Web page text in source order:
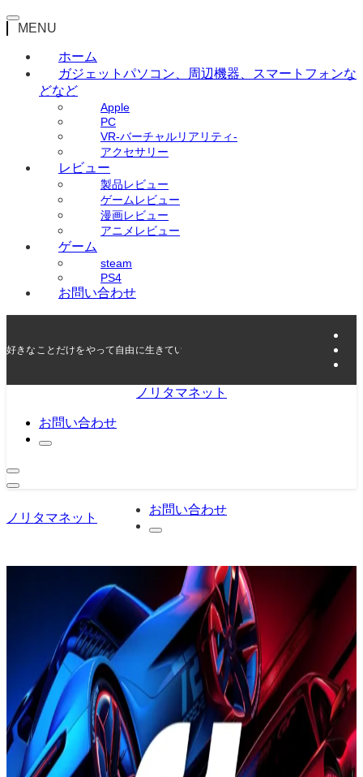
MENU
ホーム
ガジェット パソコン、周辺機器、スマートフォンな
どなど
Apple
PC
VR-バーチャルリアリティ-
アクセサリー
レビュー
製品レビュー
ゲームレビュー
漫画レビュー
アニメレビュー
ゲーム
steam
PS4
お問い合わせ
好きなことだけをやって自由に生きていく
ノリタマネット
お問い合わせ
ノリタマネット
お問い合わせ